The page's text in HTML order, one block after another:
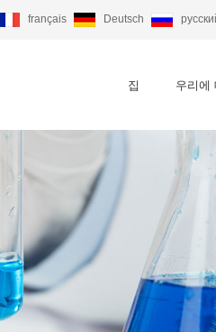
français Deutsch
집 우리에